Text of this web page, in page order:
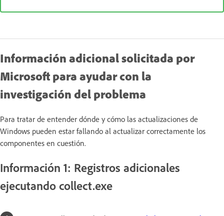
Información adicional solicitada por
Microsoft para ayudar con la
investigación del problema
Para tratar de entender dónde y cómo las actualizaciones de
Windows pueden estar fallando al actualizar correctamente los
componentes en cuestión.
Información 1: Registros adicionales
ejecutando collect.exe